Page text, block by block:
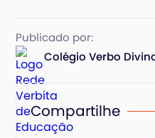
Publicado por:
Colégio Verbo
Compartilhe